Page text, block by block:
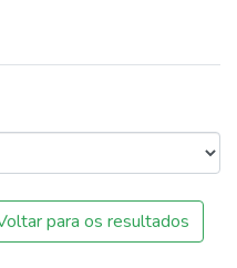
para os resultados